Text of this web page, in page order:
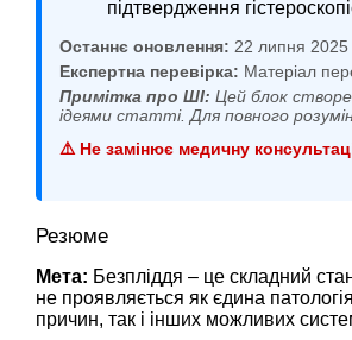
підтвердження
Останнє оновлення: 22 липня 2025
Експертна перевірка: Матеріал
Примітка про ШІ: Цей блок
ідеями статті. Для повного
⚠️ Не замінює медичну
Резюме
Мета: Безпліддя – це складний
не проявляється як єдина
причин, так і інших можливих